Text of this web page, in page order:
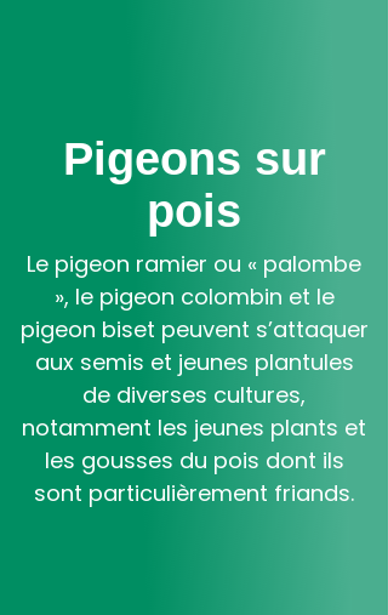
Pigeons sur
pois
Le pigeon ramier ou « palombe
», le pigeon colombin et le
pigeon biset peuvent s’attaquer
aux semis et jeunes plantules
de diverses cultures,
notamment les jeunes plants et
les gousses du pois dont ils
sont particulièrement friands.